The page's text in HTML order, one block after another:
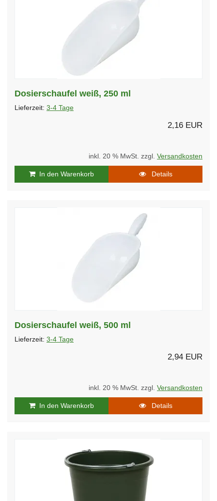
Dosierschaufel weiß, 250 ml
Lieferzeit: 3-4 Tage
2,16 EUR
inkl. 20 % MwSt. zzgl. Versandkosten
In den Warenkorb Details
Dosierschaufel weiß, 500 ml
Lieferzeit: 3-4 Tage
2,94 EUR
inkl. 20 % MwSt. zzgl. Versandkosten
In den Warenkorb Details